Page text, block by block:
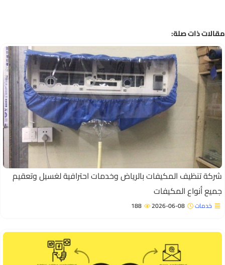
ذات صلة:
تنظيف المكيفات بالرياض وخدمات احترافية لغسيل وتعقيم
أنواع المكيفات
خدمات 2026-06-08
188